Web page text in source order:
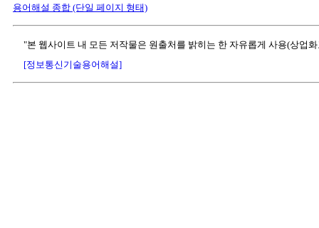
용어해설 종합 (단일 페이지 형태)
"본 웹사이트 내 모든 저작물은 원출처를 밝히는 한 자유롭게 사용(상업
[정보통신기술용어해설]